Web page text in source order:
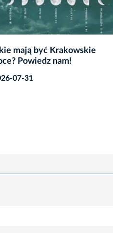
10 sierpnia remont wiaduktu
Al. 29 Listopada
07-14